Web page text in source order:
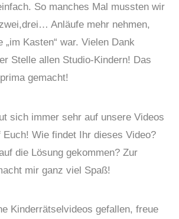
So manches Mal mussten wir
Anläufe mehr nehmen,
„im Kasten“ war. Vielen Dank
Stelle allen Studio-Kindern! Das
gemacht!
sich immer sehr auf unsere Videos
Euch! Wie findet Ihr dieses Video?
die Lösung gekommen? Zur
mir ganz viel Spaß!
Kinderrätselvideos gefallen, freue